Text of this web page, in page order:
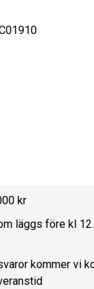
kr
läggs före kl
kommer vi